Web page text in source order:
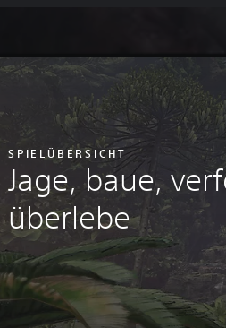
SPIELÜBERSICHT
Jage, baue,
überlebe